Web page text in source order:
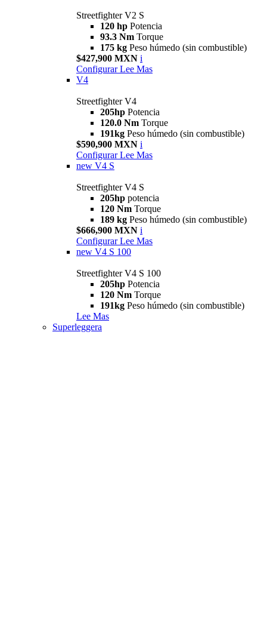
Streetfighter V2 S
120 hp Potencia
93.3 Nm Torque
175 kg Peso húmedo (sin combustible)
$427,900 MXN i
Configurar Lee Mas
V4
Streetfighter V4
205hp Potencia
120.0 Nm Torque
191kg Peso húmedo (sin combustible)
$590,900 MXN i
Configurar Lee Mas
new V4 S
Streetfighter V4 S
205hp potencia
120 Nm Torque
189 kg Peso húmedo (sin combustible)
$666,900 MXN i
Configurar Lee Mas
new V4 S 100
Streetfighter V4 S 100
205hp Potencia
120 Nm Torque
191kg Peso húmedo (sin combustible)
Lee Mas
Superleggera